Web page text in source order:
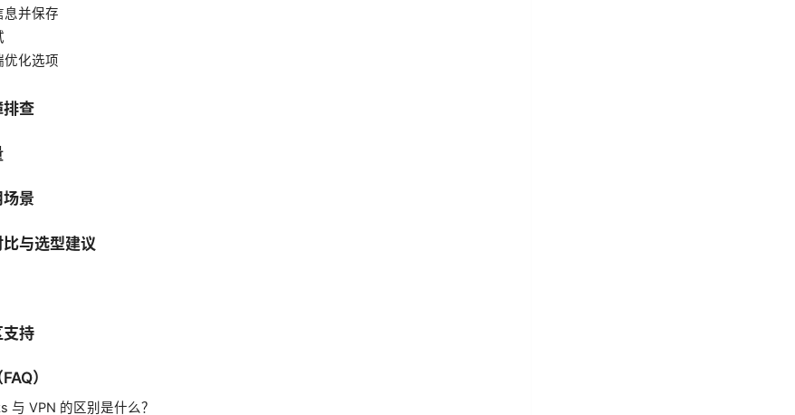
息并保存
优化选项
查
景
与选型建议
持
）
与 VPN 的区别是什么？